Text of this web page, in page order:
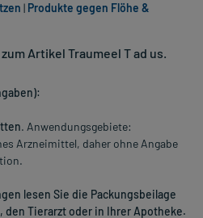
Artikel Traumeel T ad us.
. Anwendungsgebiete:
Arzneimittel, daher ohne Angabe
lesen Sie die Packungsbeilage
den Tierarzt oder in Ihrer Apotheke.
| Produkte gegen Flöhe &